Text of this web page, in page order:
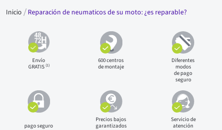
Inicio Reparación de neumaticos de su moto: ¿es reparable?
Envío
GRATIS(1)
600 centros
de montaje
Diferentes
modos
de pago
seguro
pago seguro
Precios bajos
garantizados
Servicio de
atención